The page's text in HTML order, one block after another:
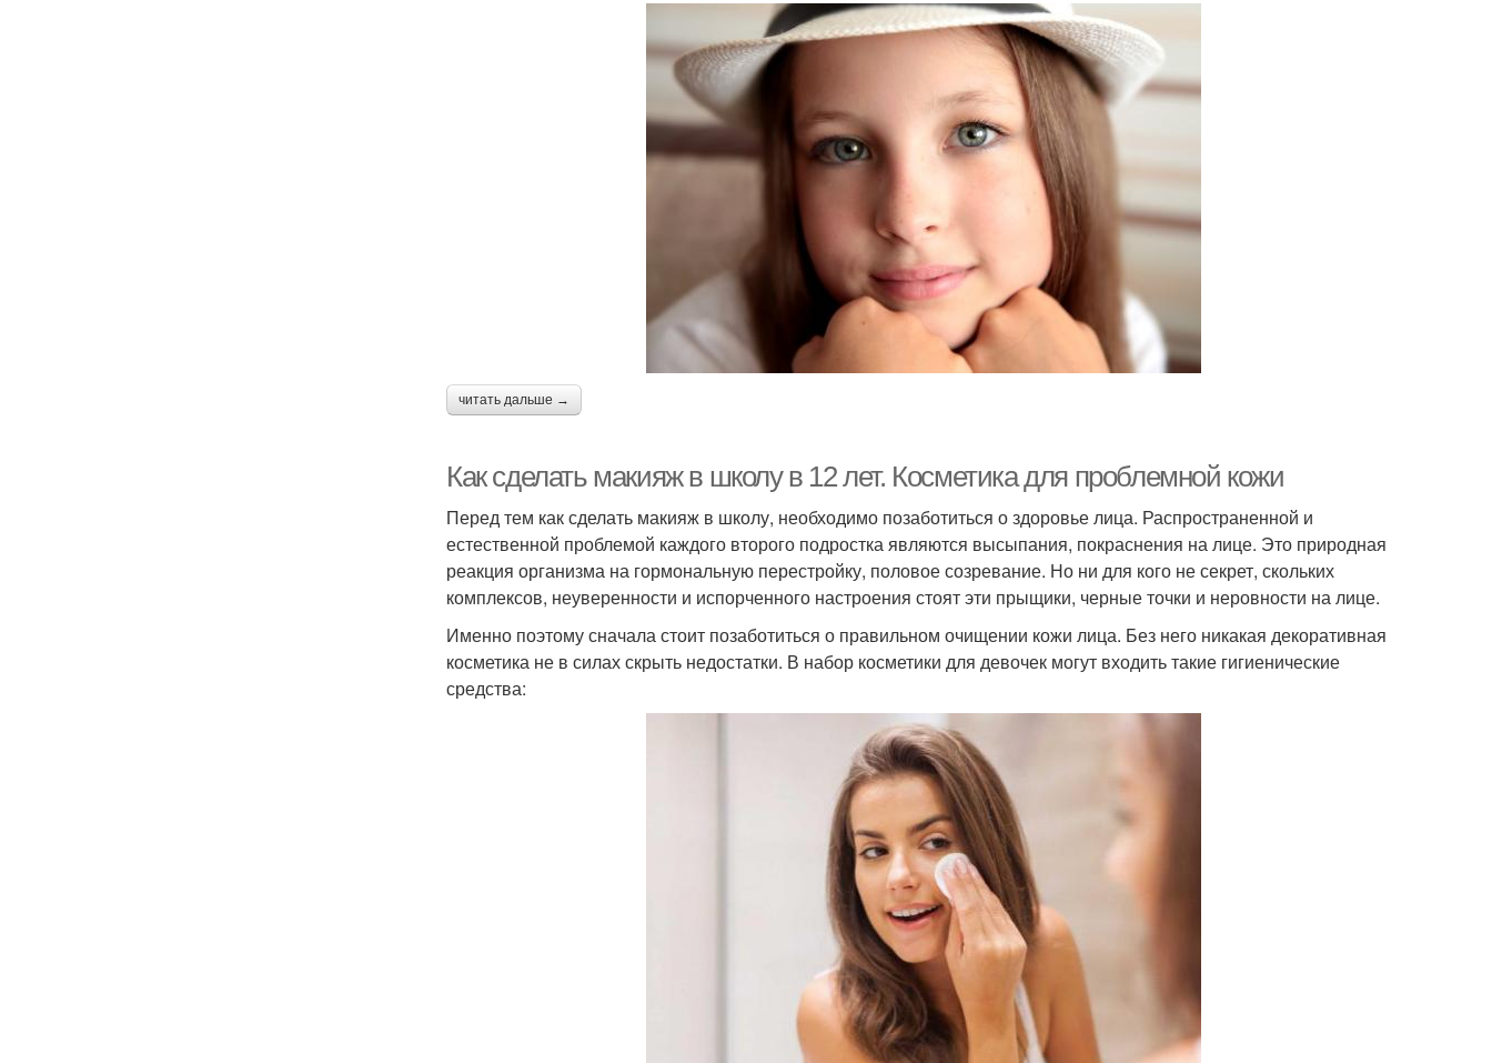
читать дальше →
Как сделать макияж в школу в 12 лет. Косметика для проблемной кожи
Перед тем как сделать макияж в школу, необходимо позаботиться о здоровье лица. Распространенной и
естественной проблемой каждого второго подростка являются высыпания, покраснения на лице. Это природная
реакция организма на гормональную перестройку, половое созревание. Но ни для кого не секрет, скольких
комплексов, неуверенности и испорченного настроения стоят эти прыщики, черные точки и неровности на лице.
Именно поэтому сначала стоит позаботиться о правильном очищении кожи лица. Без него никакая декоративная
косметика не в силах скрыть недостатки. В набор косметики для девочек могут входить такие гигиенические
средства: